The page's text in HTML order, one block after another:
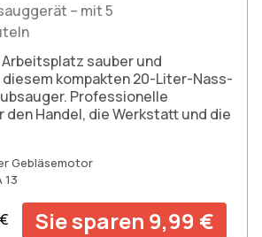
– mit 5
sauber und
kompakten 20-Liter-Nass-
Professionelle
Handel, die Werkstatt und die
Gebläsemotor
13
Sie sparen 9,99 €